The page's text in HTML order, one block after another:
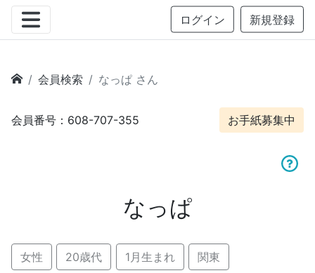
ログイン 新規登録
会員検索 なっぱ さん
会員番号：608-707-355 お手紙募集中
なっぱ
女性 20歳代 1月生まれ 関東